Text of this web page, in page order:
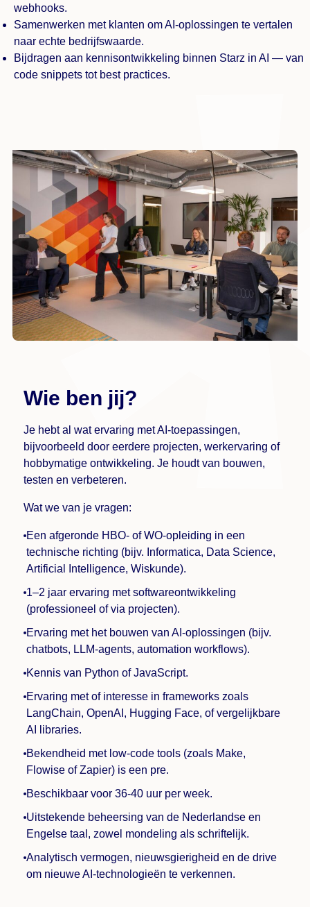
webhooks.
Samenwerken met klanten om AI-oplossingen te vertalen
naar echte bedrijfswaarde.
Bijdragen aan kennisontwikkeling binnen Starz in AI — van
code snippets tot best practices.
Wie ben jij?
Je hebt al wat ervaring met AI-toepassingen,
bijvoorbeeld door eerdere projecten, werkervaring of
hobbymatige ontwikkeling. Je houdt van bouwen,
testen en verbeteren.
Wat we van je vragen:
Een afgeronde HBO- of WO-opleiding in een
technische richting (bijv. Informatica, Data Science,
Artificial Intelligence, Wiskunde).
1–2 jaar ervaring met softwareontwikkeling
(professioneel of via projecten).
Ervaring met het bouwen van AI-oplossingen (bijv.
chatbots, LLM-agents, automation workflows).
Kennis van Python of JavaScript.
Ervaring met of interesse in frameworks zoals
LangChain, OpenAI, Hugging Face, of vergelijkbare
AI libraries.
Bekendheid met low-code tools (zoals Make,
Flowise of Zapier) is een pre.
Beschikbaar voor 36-40 uur per week.
Uitstekende beheersing van de Nederlandse en
Engelse taal, zowel mondeling als schriftelijk.
Analytisch vermogen, nieuwsgierigheid en de drive
om nieuwe AI-technologieën te verkennen.